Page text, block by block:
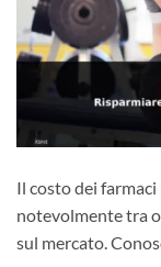
Il costo dei
notevolmente tra
sul mercato.